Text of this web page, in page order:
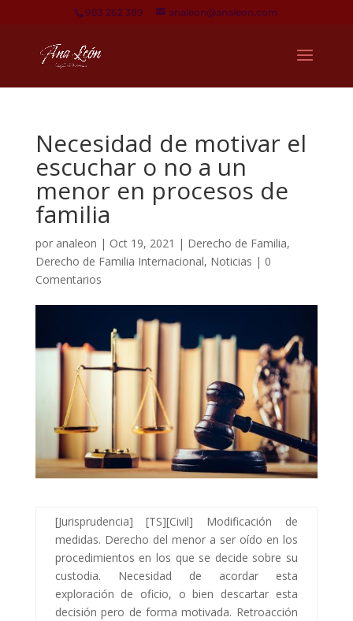
983 262 389 analeon@analeon.com
Necesidad de motivar el
escuchar o no a un
menor en procesos de
familia
por analeon | Oct 19, 2021 | Derecho de Familia,
Derecho de Familia Internacional, Noticias | 0
Comentarios
[Jurisprudencia] [TS][Civil] Modificación de
medidas. Derecho del menor a ser oído en los
procedimientos en los que se decide sobre su
custodia. Necesidad de acordar esta
exploración de oficio, o bien descartar esta
decisión pero de forma motivada. Retroacción